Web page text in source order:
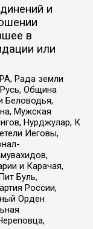
и
в
или
Рада земли
Община
Беловодья,
Мужская
Нурджулар, К
Иеговы,
и Карачая,
Буль,
России,
Орден